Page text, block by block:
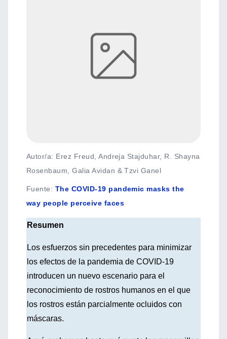
Autor/a: Erez Freud, Andreja Stajduhar, R. Shayna
Rosenbaum, Galia Avidan & Tzvi Ganel
Fuente: The COVID-19 pandemic masks the
way people perceive faces
Resumen
Los esfuerzos sin precedentes para minimizar
los efectos de la pandemia de COVID-19
introducen un nuevo escenario para el
reconocimiento de rostros humanos en el que
los rostros están parcialmente ocluidos con
máscaras.